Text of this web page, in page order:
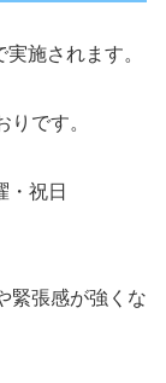
施されます。
です。
・祝日
緊張感が強くな